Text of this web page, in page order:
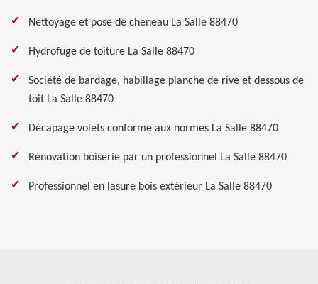
Nettoyage et pose de cheneau La Salle 88470
Hydrofuge de toiture La Salle 88470
Société de bardage, habillage planche de rive et dessous de
toit La Salle 88470
Décapage volets conforme aux normes La Salle 88470
Rénovation boiserie par un professionnel La Salle 88470
Professionnel en lasure bois extérieur La Salle 88470